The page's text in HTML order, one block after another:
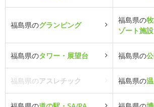
福島県のグランピング
福島県の
ゾート施設
福島県のタワー・展望台 福島県の
福島県のアスレチック 福島県の